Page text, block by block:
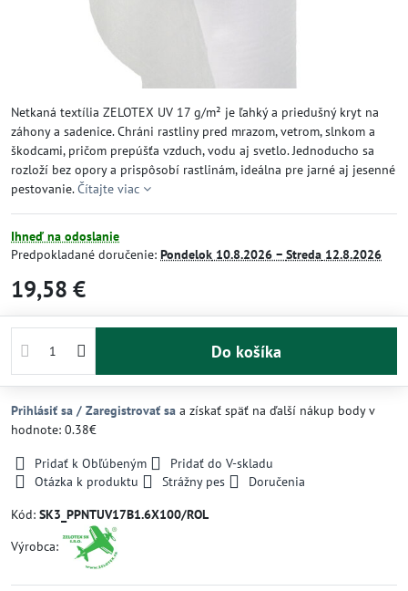
Netkaná textília ZELOTEX UV 17 g/m² je ľahký a priedušný kryt na
záhony a sadenice. Chráni rastliny pred mrazom, vetrom, slnkom a
škodcami, pričom prepúšťa vzduch, vodu aj svetlo. Jednoducho sa
rozloží bez opory a prispôsobí rastlinám, ideálna pre jarné aj jesenné
pestovanie.Čítajte viac
Ihneď na odoslanie
Predpokladané doručenie: Pondelok 10.8.2026 − Streda 12.8.2026
19,58 €
Do košíka
Prihlásiť sa / Zaregistrovať sa a získať späť na ďalší nákup body v
hodnote: 0.38€
Pridať k Obľúbeným
Pridať do V-skladu
Otázka k produktu
Strážny pes
Doručenia
Kód: SK3_PPNTUV17B1.6X100/ROL
Výrobca: